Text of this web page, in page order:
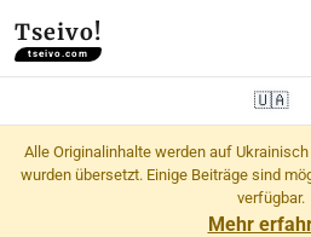
Tseivo!
tseivo.com
🇺🇦
Alle Originalinhalte werden auf
wurden übersetzt. Einige Beiträge sind
verfügbar.
Mehr